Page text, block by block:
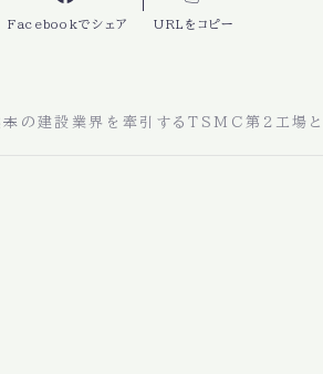
Facebookでシェア URLをコピー
本の建設業界を牽引するTSMC第2工場